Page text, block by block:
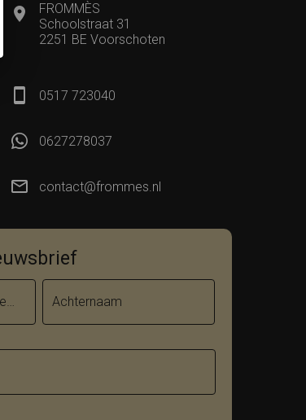
FROMMÈS
Schoolstraat 31
2251 BE Voorschoten
0517 723040
0627278037
contact@frommes.nl
Tussenvoegsel Achternaam